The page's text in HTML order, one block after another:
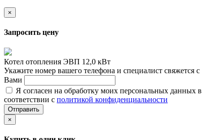
×
Запросить цену
Котел отопления ЭВП 12,0 кВт
Укажите номер вашего телефона и специалист свяжется с
Вами
Я согласен на обработку моих персональных данных в
соответствии с политикой конфиденциальности
Отправить
×